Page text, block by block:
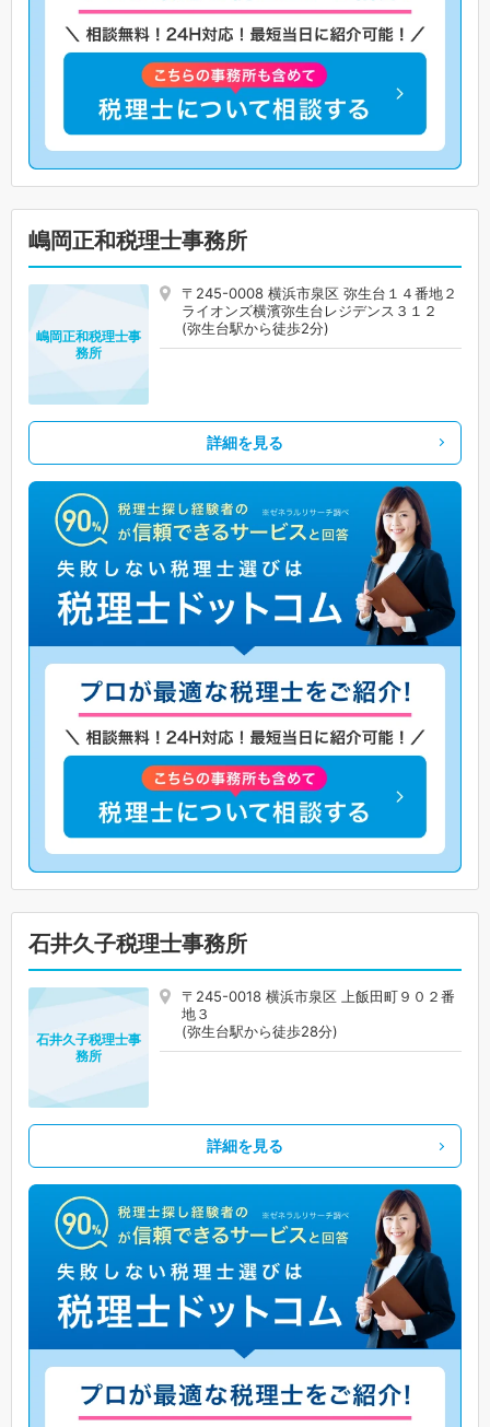
嶋岡正和税理士事務所
〒245-0008 横浜市泉区 弥生台１４番地２
ライオンズ横濱弥生台レジデンス３１２
(弥生台駅から徒歩2分)
嶋岡正和税理士事
務所
詳細を見る
石井久子税理士事務所
〒245-0018 横浜市泉区 上飯田町９０２番
地３
(弥生台駅から徒歩28分)
石井久子税理士事
務所
詳細を見る